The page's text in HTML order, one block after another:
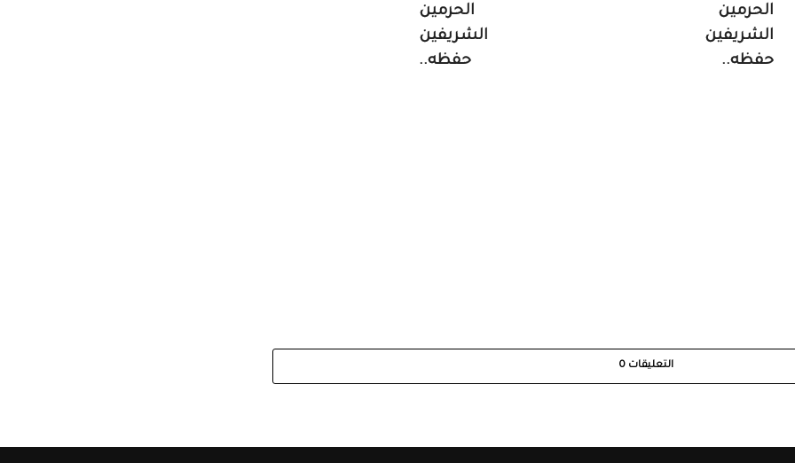
الحرمين
الشريفين
حفظه..
الحرمين
الشريفين
حفظه..
التعليقات 0